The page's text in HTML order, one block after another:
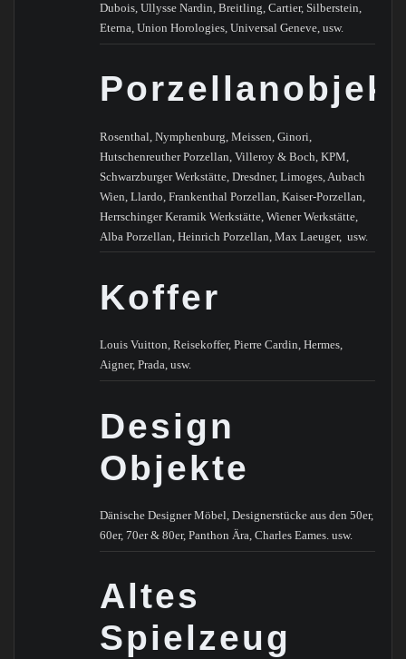
Dubois, Ullysse Nardin, Breitling, Cartier, Silberstein,
Eterna, Union Horologies, Universal Geneve, usw.
Rosenthal, Nymphenburg, Meissen, Ginori,
Hutschenreuther Porzellan, Villeroy & Boch, KPM,
Schwarzburger Werkstätte, Dresdner, Limoges, Aubach
Wien, Llardo, Frankenthal Porzellan, Kaiser-Porzellan,
Herrschinger Keramik Werkstätte, Wiener Werkstätte,
Alba Porzellan, Heinrich Porzellan, Max Laeuger, usw.
Koffer
Louis Vuitton, Reisekoffer, Pierre Cardin, Hermes,
Aigner, Prada, usw.
Design
Objekte
Dänische Designer Möbel, Designerstücke aus den 50er,
60er, 70er & 80er, Panthon Ära, Charles Eames. usw.
Altes
Spielzeug